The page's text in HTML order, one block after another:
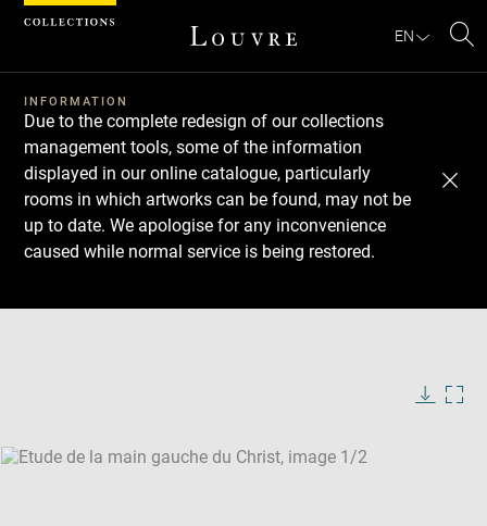
EN
INFORMATION
Due to the complete redesign of our collections
management tools, some of the information
displayed in our online catalogue, particularly
rooms in which artworks can be found, may not be
up to date. We apologise for any inconvenience
caused while normal service is being restored.
SKIP IMAGE CAROUSEL
Download
Next
Previous
Cookies management panel